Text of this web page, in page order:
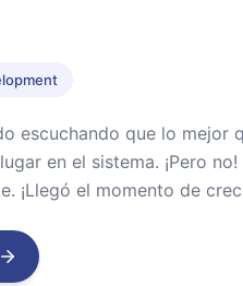
escuchando que lo mejor
en el sistema. ¡Pero
¡Llegó el momento de